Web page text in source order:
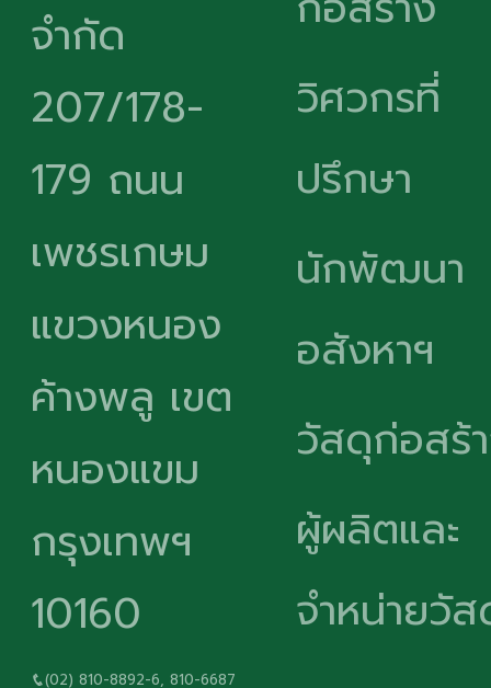
จำกัด
207/178-
179 ถนน
เพชรเกษม
แขวงหนอง
ค้างพลู เขต
หนองแขม
กรุงเทพฯ
10160
(02) 810-8892-6, 810-6687
วิศวกรที่
ปรึกษา
นักพัฒนา
อสังหาฯ
วัสดุก่อสร้
ผู้ผลิตและ
จำหน่ายวั